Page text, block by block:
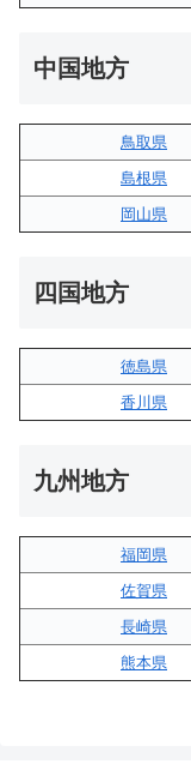
中国地方
鳥取県
島根県
岡山県
四国地方
徳島県
香川県
九州地方
福岡県
佐賀県
長崎県
熊本県